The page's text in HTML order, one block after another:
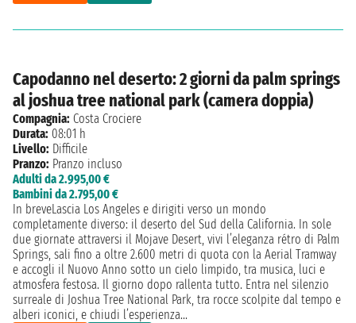
Capodanno nel deserto: 2 giorni da palm springs
al joshua tree national park (camera doppia)
Compagnia: Costa Crociere
Durata: 08:01 h
Livello: Difficile
Pranzo: Pranzo incluso
Adulti da 2.995,00 €
Bambini da 2.795,00 €
In breveLascia Los Angeles e dirigiti verso un mondo
completamente diverso: il deserto del Sud della California. In sole
due giornate attraversi il Mojave Desert, vivi l’eleganza rétro di Palm
Springs, sali fino a oltre 2.600 metri di quota con la Aerial Tramway
e accogli il Nuovo Anno sotto un cielo limpido, tra musica, luci e
atmosfera festosa. Il giorno dopo rallenta tutto. Entra nel silenzio
surreale di Joshua Tree National Park, tra rocce scolpite dal tempo e
alberi iconici, e chiudi l’esperienza...